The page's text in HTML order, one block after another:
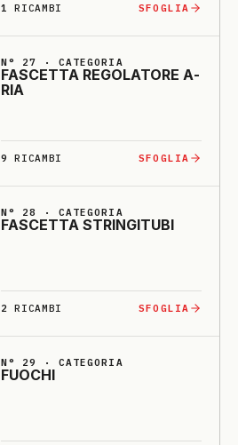
1 RICAMBI SFOGLIA
N° 27 · CATEGORIA
FASCETTA RE­GO­LA­TO­RE A­
RIA
9 RICAMBI SFOGLIA
N° 28 · CATEGORIA
FASCETTA STRINGI­TU­BI
2 RICAMBI SFOGLIA
N° 29 · CATEGORIA
FUOCHI